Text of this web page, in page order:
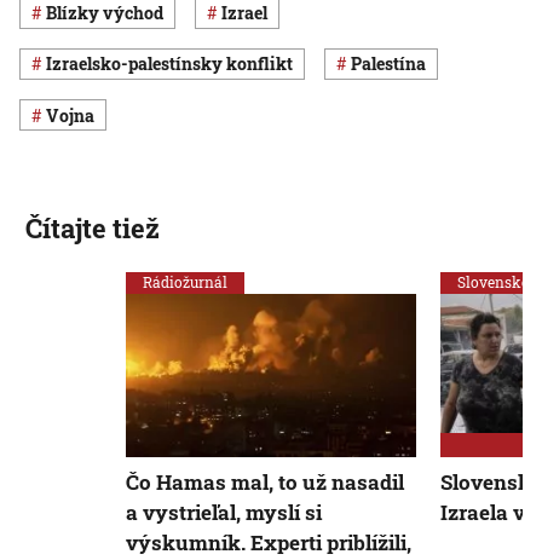
Blízky východ Izrael
izraelsko-palestínsky konflikt Palestína
vojna
Čítajte tiež
Rádiožurnál
Čo Hamas mal, to už nasadil
a vystrieľal, myslí si
výskumník. Experti priblížili,
Slovensko
Izraela